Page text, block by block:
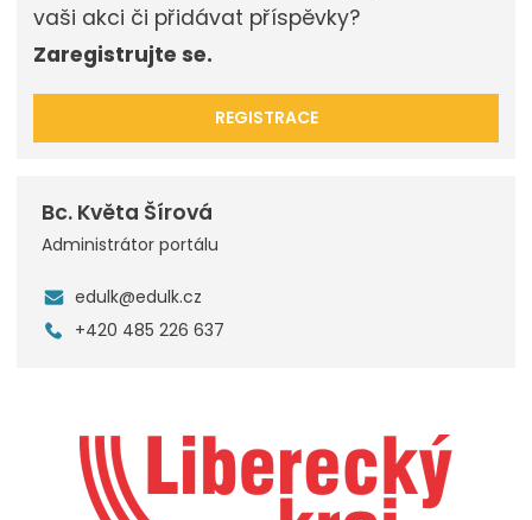
vaši akci či přidávat příspěvky?
Zaregistrujte se.
REGISTRACE
Bc. Květa Šírová
Administrátor portálu
edulk@edulk.cz
+420 485 226 637